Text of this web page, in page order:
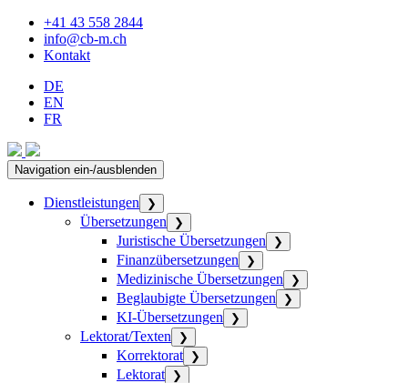
+41 43 558 2844
info@cb-m.ch
Kontakt
DE
EN
FR
Navigation ein-/ausblenden
Dienstleistungen ❯
Übersetzungen ❯
Juristische Übersetzungen ❯
Finanzübersetzungen ❯
Medizinische Übersetzungen ❯
Beglaubigte Übersetzungen ❯
KI-Übersetzungen ❯
Lektorat/Texten ❯
Korrektorat ❯
Lektorat ❯